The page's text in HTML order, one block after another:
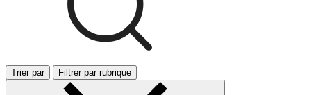
Trier par Filtrer par rubrique